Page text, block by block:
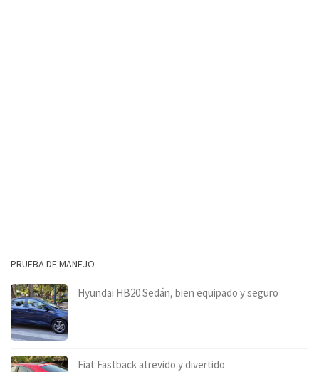
PRUEBA DE MANEJO
Hyundai HB20 Sedán, bien equipado y seguro
Fiat Fastback atrevido y divertido